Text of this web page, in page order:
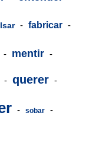
- fabricar -
- mentir -
- querer -
- sobar -